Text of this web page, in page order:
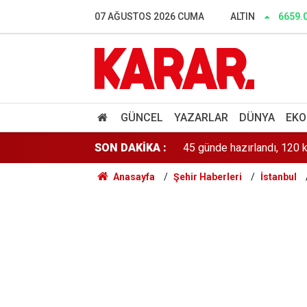
07 AĞUSTOS 2026 CUMA ALTIN
GÜNCEL YAZARLAR DÜNYA
SON DAKİKA :
Adliye'de panik: Silahlı
Anlaşma sonrası
45 günde hazırlandı, 120
Sapanca Gölü’nde su
50 ülkeden genç
Anasayfa Şehir Haberleri İstanbul